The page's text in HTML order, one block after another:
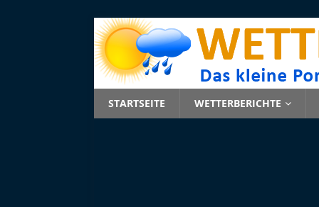
STARTSEITE WETTERBERICHTE